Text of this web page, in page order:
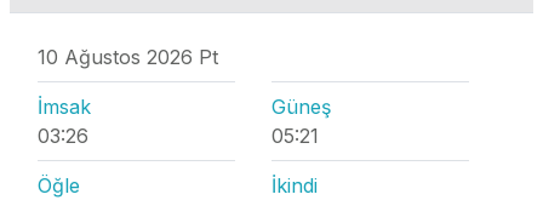
10 Ağustos 2026 Pt
İmsak
03:26
Güneş
05:21
Öğle
İkindi